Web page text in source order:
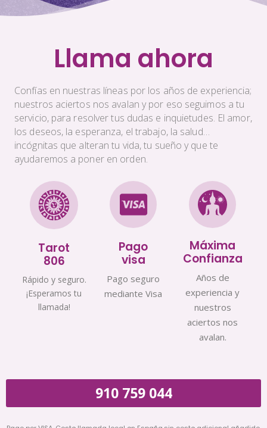
Llama ahora
Confías en nuestras líneas por los años de experiencia;
nuestros aciertos nos avalan y por eso seguimos a tu
servicio, para resolver tus dudas e inquietudes. El amor,
los deseos, la esperanza, el trabajo, la salud…
incógnitas que alteran tu vida, tu sueño y que te
ayudaremos a poner en orden.
Tarot
806
Rápido y seguro.
¡Esperamos tu
llamada!
Pago
visa
Pago seguro
mediante Visa
Máxima
Confianza
Años de
experiencia y
nuestros
aciertos nos
avalan.
910 759 044